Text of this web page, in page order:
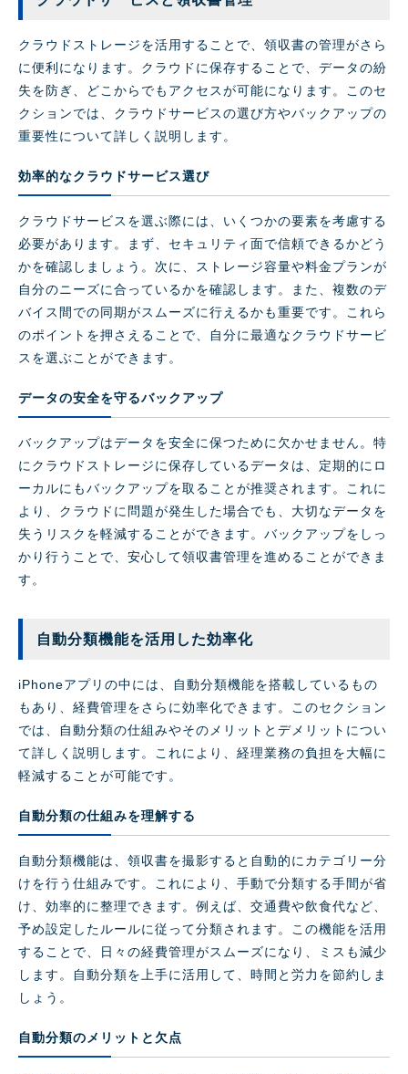
クラウドストレージを活用することで、領収書の管理がさら
に便利になります。クラウドに保存することで、データの紛
失を防ぎ、どこからでもアクセスが可能になります。このセ
クションでは、クラウドサービスの選び方やバックアップの
重要性について詳しく説明します。
効率的なクラウドサービス選び
クラウドサービスを選ぶ際には、いくつかの要素を考慮する
必要があります。まず、セキュリティ面で信頼できるかどう
かを確認しましょう。次に、ストレージ容量や料金プランが
自分のニーズに合っているかを確認します。また、複数のデ
バイス間での同期がスムーズに行えるかも重要です。これら
のポイントを押さえることで、自分に最適なクラウドサービ
スを選ぶことができます。
データの安全を守るバックアップ
バックアップはデータを安全に保つために欠かせません。特
にクラウドストレージに保存しているデータは、定期的にロ
ーカルにもバックアップを取ることが推奨されます。これに
より、クラウドに問題が発生した場合でも、大切なデータを
失うリスクを軽減することができます。バックアップをしっ
かり行うことで、安心して領収書管理を進めることができま
す。
自動分類機能を活用した効率化
iPhoneアプリの中には、自動分類機能を搭載しているもの
もあり、経費管理をさらに効率化できます。このセクション
では、自動分類の仕組みやそのメリットとデメリットについ
て詳しく説明します。これにより、経理業務の負担を大幅に
軽減することが可能です。
自動分類の仕組みを理解する
自動分類機能は、領収書を撮影すると自動的にカテゴリー分
けを行う仕組みです。これにより、手動で分類する手間が省
け、効率的に整理できます。例えば、交通費や飲食代など、
予め設定したルールに従って分類されます。この機能を活用
することで、日々の経費管理がスムーズになり、ミスも減少
します。自動分類を上手に活用して、時間と労力を節約しま
しょう。
自動分類のメリットと欠点